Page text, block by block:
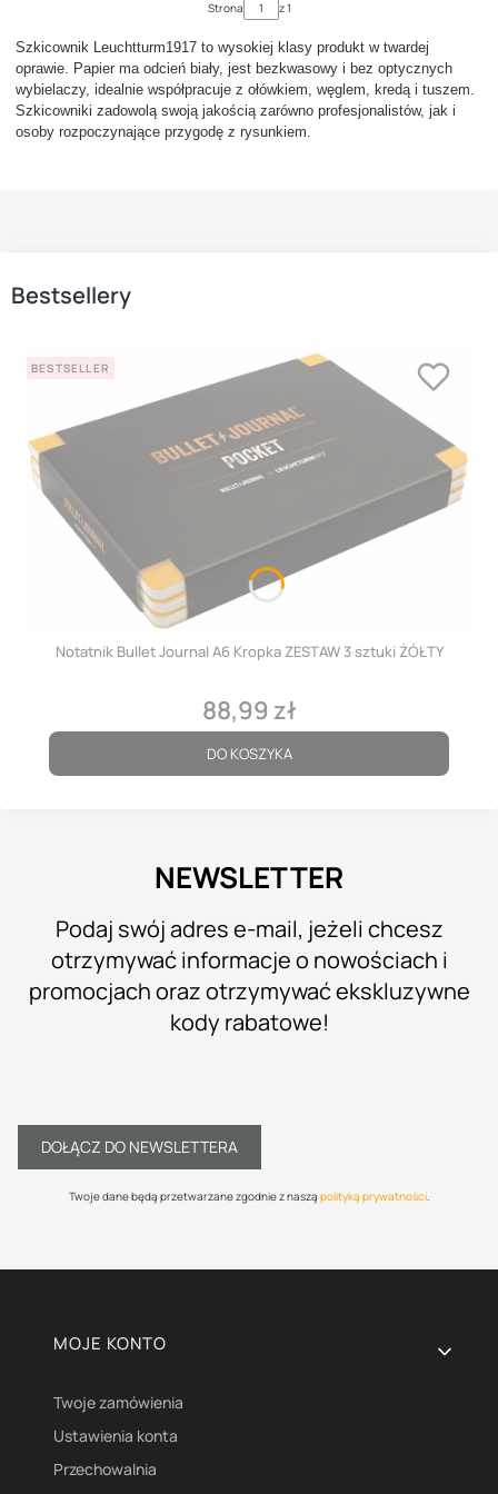
Strona z 1
Szkicownik Leuchtturm1917 to wysokiej klasy produkt w twardej
oprawie. Papier ma odcień biały, jest bezkwasowy i bez optycznych
wybielaczy, idealnie współpracuje z ołówkiem, węglem, kredą i tuszem.
Szkicowniki zadowolą swoją jakością zarówno profesjonalistów, jak i
osoby rozpoczynające przygodę z rysunkiem.
Bestsellery
BESTSELLER
Notatnik Bullet Journal A6 Kropka ZESTAW 3 sztuki ŻÓŁTY
Cena
88,99 zł
DO KOSZYKA
NEWSLETTER
Podaj swój adres e-mail, jeżeli chcesz
otrzymywać informacje o nowościach i
promocjach oraz otrzymywać ekskluzywne
kody rabatowe!
DOŁĄCZ DO NEWSLETTERA
Twoje dane będą przetwarzane zgodnie z naszą polityką prywatności.
Linki w stopce
MOJE KONTO
Twoje zamówienia
Ustawienia konta
Przechowalnia